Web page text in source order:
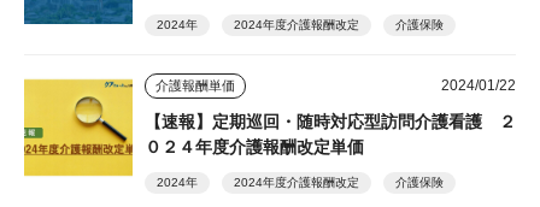
2024年 2024年度介護報酬改定 介護保険
介護報酬単価 2024/01/22
【速報】定期巡回・随時対応型訪問介護看護 ２
０２４年度介護報酬改定単価
2024年 2024年度介護報酬改定 介護保険